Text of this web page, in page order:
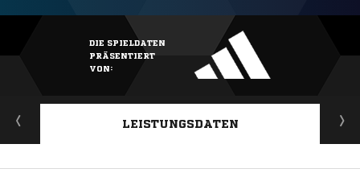
DIE SPIELDATEN
PRÄSENTIERT
VON:
LEISTUNGSDATEN